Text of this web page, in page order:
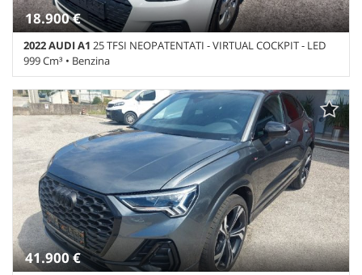
18.900 €
2022 AUDI A1 25 TFSI NEOPATENTATI - VIRTUAL COCKPIT - LED
999 Cm³ • Benzina
61.554 Km • Cambio Manuale (5) • Bianco pastello • 5 Porte • ABS •
Airbag • Airbag laterali • Airbag Passeggero • Airbag testa •
Alzacristalli elettrici • Android Auto • Apple CarPlay • Autoradio •
Autoradio digitale • Bluetooth • Boardcomputer • Bracciolo •
Cerchi in lega • Chiusura centralizzata • Climatizzatore
automatico, 2 zone • Controllo automatico clima • Controllo
trazione • ESP • Fari LED • Frenata d'emergenza assistita •
Immobilizzatore elettronico • Isofix • Pneumatici estivi • Sedile
posteriore sdoppiato • Sedili riscaldati • Sensore di luce • Sensore
di pioggia • Sensori di parcheggio posteriori • Servosterzo •
Specchietti laterali elettrici • Start/Stop Automatico
41.900 €